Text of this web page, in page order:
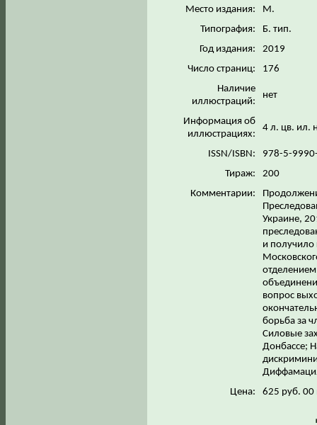
Место издания:
М.
Типография:
Б. тип.
Год издания:
2019
Число страниц:
176
Наличие
иллюстраций:
нет
Информация об
иллюстрациях:
4 л. цв. ил.
ISSN/ISBN:
978-5-
Тираж:
200
Комментарии:
Украине,
и получило
вопрос
борьба за
Силовые
Донбассе;
Цена:
625 руб. 00